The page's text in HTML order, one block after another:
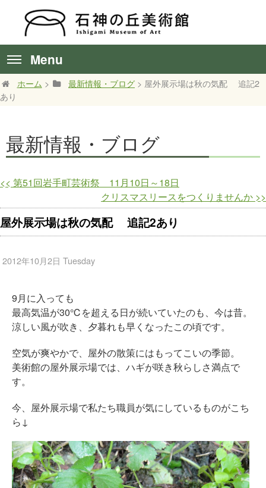
Menu
ホーム > 最新情報・ブログ > 屋外展示場は秋の気配 追記2
あり
最新情報・ブログ
<< 第51回岩手町芸術祭 11月10日～18日
クリスマスリースをつくりませんか >>
屋外展示場は秋の気配 追記2あり
2012年10月2日 Tuesday
9月に入っても
最高気温が30℃を超える日が続いていたのも、今は昔。
涼しい風が吹き、夕暮れも早くなったこの頃です。
空気が爽やかで、屋外の散策にはもってこいの季節。
美術館の屋外展示場では、ハギが咲き秋らしさ満点で
す。
今、屋外展示場で私たち職員が気にしているものがこち
ら↓